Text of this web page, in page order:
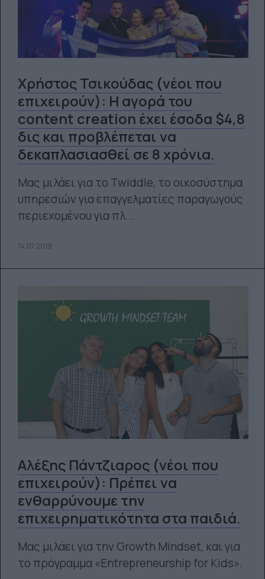
Χρήστος Τσικούδας (νέοι που
επιχειρούν): Η αγορά του
content creation έχει έσοδα $4,8
δις και προβλέπεται να
δεκαπλασιασθεί σε 8 χρόνια.
Μας μιλάει για το Twiddle, το οικοσύστημα
υπηρεσιών για επαγγελματίες παραγωγούς
περιεχομένου για πλ...
14.07.2019
Αλέξης Πάντζιαρος (νέοι που
επιχειρούν): Πρέπει να
ενθαρρύνουμε την
επιχειρηματικότητα στα παιδιά.
Μας μιλάει για την Growth Mindset, και για
το πρόγραμμα «Entrepreneurship for Κids».